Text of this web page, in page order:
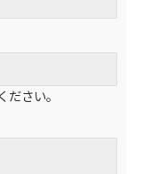
さい。